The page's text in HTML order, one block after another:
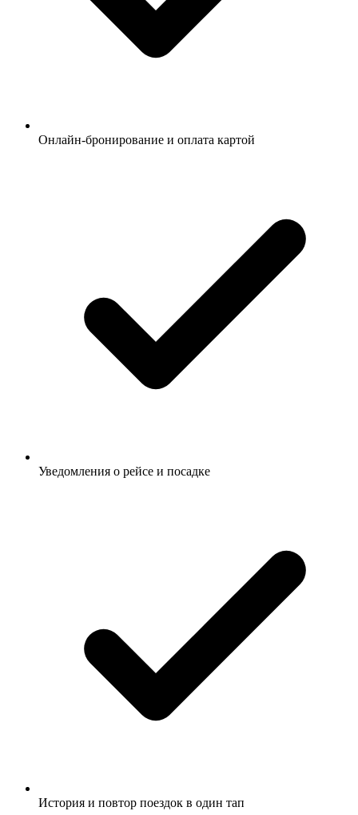
Онлайн-бронирование и оплата картой
Уведомления о рейсе и посадке
История и повтор поездок в один тап